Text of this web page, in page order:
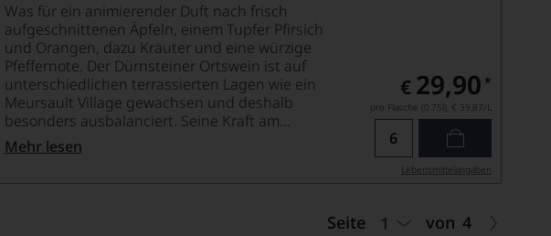
Was für ein animierender Duft nach frisch
aufgeschnittenen Äpfeln, einem Tupfer Pfirsich
und Orangen, dazu Kräuter und eine würzige
Pfeffernote. Der Dürnsteiner Ortswein ist auf
unterschiedlichen terrassierten Lagen wie ein
Meursault Village gewachsen und deshalb
besonders ausbalanciert. Seine Kraft am...
Mehr lesen
€ 29,90 *
pro Flasche (0.75l), € 39,87/L
Lebensmittel­angaben
Seite 1 von 4